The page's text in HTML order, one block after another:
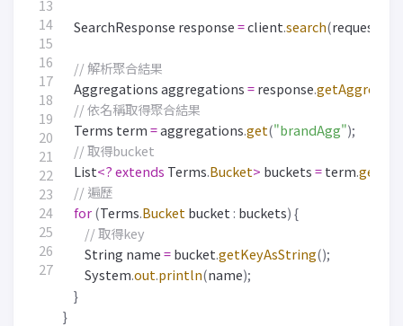
14
17
24
27
SearchResponse response =client.search(request
// 解析聚合結果
Aggregations aggregations =response.
// 依名稱取得聚合結果
Terms term =aggregations.get("brandAgg");
// 取得bucket
List<? extends Terms.Bucket> buckets =term.
// 遍歷
for(Terms.Bucket bucket : buckets) {
// 取得key
String name =bucket.getKeyAsString();
System.out.println(name);
}
}